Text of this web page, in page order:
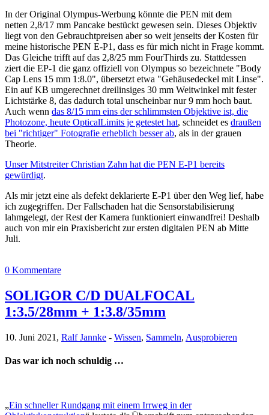
In der Original Olympus-Werbung könnte die PEN mit dem
netten 2,8/17 mm Pancake bestückt gewesen sein. Dieses Objektiv
liegt von den Gebrauchtpreisen aber so weit jenseits der Kosten für
meine historische PEN E-P1, dass es für mich nicht in Frage kommt.
Das Gleiche trifft auf das 2,8/25 mm FourThirds zu. Stattdessen
ziert die EP-1 die ganz offiziell von Olympus so bezeichnete "Body
Cap Lens 15 mm 1:8.0", übersetzt etwa "Gehäusedeckel mit Linse".
Ein auf KB umgerechnet dreilinsiges 30 mm Weitwinkel mit fester
Lichtstärke 8, das dadurch total unscheinbar nur 9 mm hoch baut.
Auch wenn das 8/15 mm eins der schlimmsten Objektive ist, die
Photozone, heute OpticalLimits je getestet hat, schneidet es draußen
bei "richtiger" Fotografie erheblich besser ab, als in der grauen
Theorie.
Unser Mitstreiter Christian Zahn hat die PEN E-P1 bereits
gewürdigt.
Als mir jetzt eine als defekt deklarierte E-P1 über den Weg lief, habe
ich zugegriffen. Der Fallschaden hat die Sensorstabilisierung
lahmgelegt, der Rest der Kamera funktioniert einwandfrei! Deshalb
auch von mir ein Praxisbericht zur ersten digitalen PEN ab Mitte
Juli.
0 Kommentare
SOLIGOR C/D DUALFOCAL
1:3.5/28mm + 1:3.8/35mm
10. Juni 2021, Ralf Jannke - Wissen, Sammeln, Ausprobieren
Das war ich noch schuldig …
„Ein schneller Rundgang mit einem Irrweg in der